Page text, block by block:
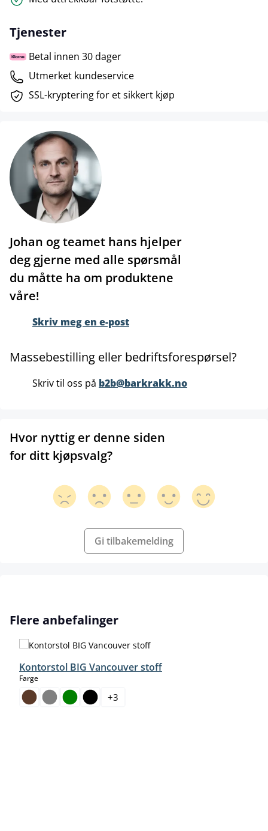
Tjenester
Betal innen 30 dager
Utmerket kundeservice
SSL-kryptering for et sikkert kjøp
Johan og teamet hans hjelper
deg gjerne med alle spørsmål
du måtte ha om produktene
våre!
Skriv meg en e-post
Massebestilling eller bedriftsforespørsel?
Skriv til oss på b2b@barkrakk.no
Hvor nyttig er denne siden
for ditt kjøpsvalg?
Gi tilbakemelding
Hopp over produktgalleri
Flere anbefalinger
Kontorstol BIG Vancouver stoff
Fargeselect
+3